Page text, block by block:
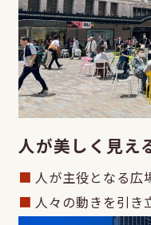
人が美しく見え
人が主役となる広
人々の動きを引き